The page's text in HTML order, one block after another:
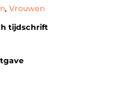
,Vrouwen
tijdschrift